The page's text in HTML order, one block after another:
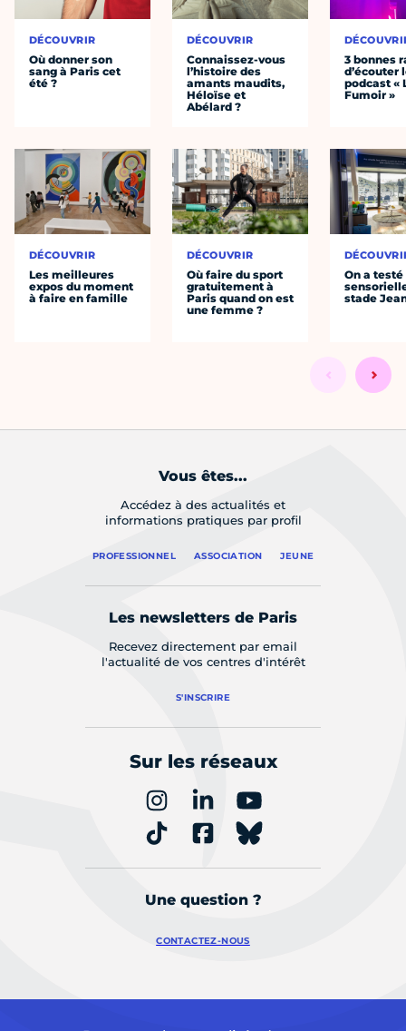
DÉCOUVRIR
Où donner son
sang à Paris cet
été ?
DÉCOUVRIR
Les meilleures
expos du moment
à faire en famille
DÉCOUVRIR
Connaissez-vous
l’histoire des
amants maudits,
Héloïse et
Abélard ?
DÉCOUVRIR
Où faire du sport
gratuitement à
Paris quand on est
une femme ?
3 bonnes
d’écouter
podcast «
Fumoir »
On a
stade
Vous êtes...
Accédez à des actualités et
informations pratiques par profil
PROFESSIONNEL ASSOCIATION JEUNE
Les newsletters de Paris
Recevez directement par email
l'actualité de vos centres d'intérêt
S'INSCRIRE
Sur les réseaux
Une question ?
CONTACTEZ-NOUS